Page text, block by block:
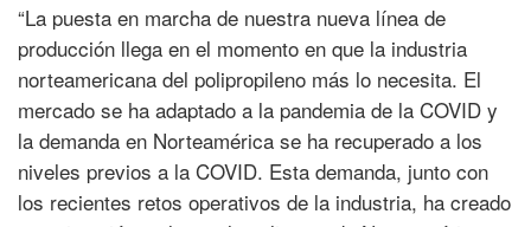
“La puesta en marcha de nuestra nueva línea de
producción llega en el momento en que la industria
norteamericana del polipropileno más lo necesita. El
mercado se ha adaptado a la pandemia de la COVID y
la demanda en Norteamérica se ha recuperado a los
niveles previos a la COVID. Esta demanda, junto con
los recientes retos operativos de la industria, ha creado